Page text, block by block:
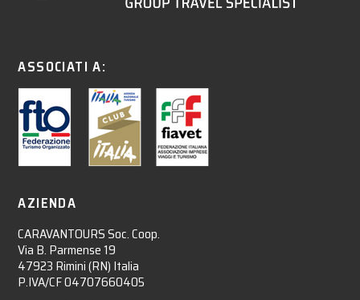
ASSOCIATI A:
AZIENDA
CARAVANTOURS Soc. Coop.
Via B. Parmense 19
47923 Rimini (RN) Italia
P.IVA/CF 04707660405